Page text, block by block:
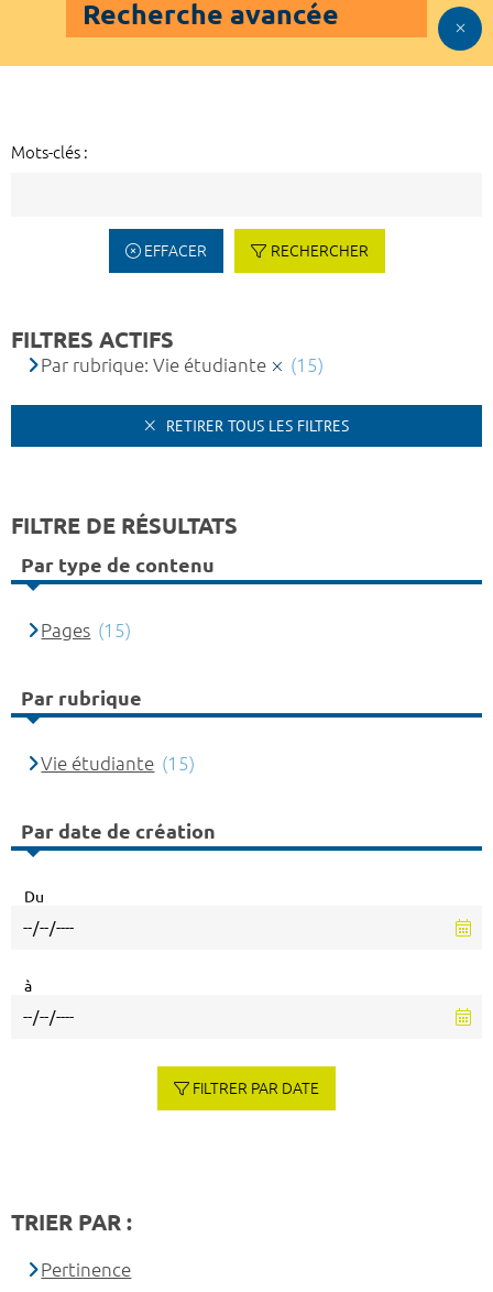
Recherche avancée
Mots-clés :
EFFACER RECHERCHER
FILTRES ACTIFS
Par rubrique: Vie étudiante (15)
RETIRER TOUS LES FILTRES
FILTRE DE RÉSULTATS
Par type de contenu
Pages (15)
Par rubrique
Vie étudiante (15)
Par date de création
Du
à
FILTRER PAR DATE
TRIER PAR :
Pertinence